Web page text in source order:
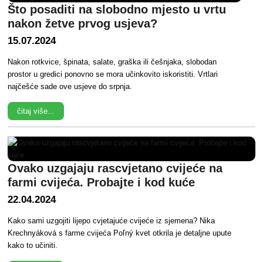
Što posaditi na slobodno mjesto u vrtu
nakon žetve prvog usjeva?
15.07.2024
Nakon rotkvice, špinata, salate, graška ili češnjaka, slobodan
prostor u gredici ponovno se mora učinkovito iskoristiti. Vrtlari
najčešće sade ove usjeve do srpnja.
čitaj više...
Ovako uzgajaju rascvjetano cvijeće na
farmi cvijeća. Probajte i kod kuće
22.04.2024
Kako sami uzgojiti lijepo cvjetajuće cvijeće iz sjemena? Nika
Krechnyáková s farme cvijeća Poľný kvet otkrila je detaljne upute
kako to učiniti.